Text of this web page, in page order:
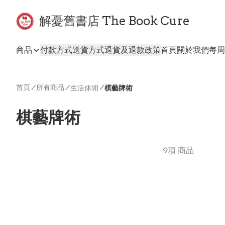
解憂舊書店 The Book Cure
商品 付款方式送貨方式退貨及退款政策首頁關於我們每
首頁/ 所有商品 /生活休閒 /棋藝牌術
棋藝牌術
9項 商品